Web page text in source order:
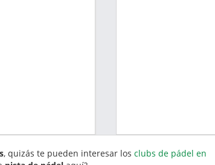
, quizás te pueden interesar los clubs de pádel en